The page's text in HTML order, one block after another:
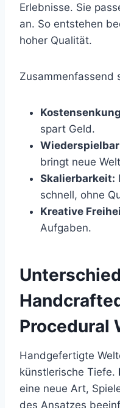
Erlebnisse. Sie
an. So entstehen
hoher Qualität.
Zusammenfassend
spart Geld.
bringt neue
Skalierbarkeit:
schnell, ohne
Kreative
Aufgaben.
Procedural
Handgefertigte
künstlerische Tiefe.
eine neue Art,
des Ansatzes